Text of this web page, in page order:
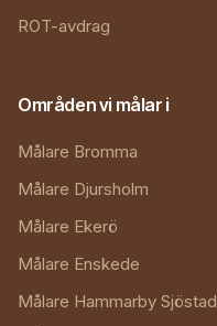
ROT-avdrag
Områden vi målar i
Målare Bromma
Målare Djursholm
Målare Ekerö
Målare Enskede
Målare Hammarby Sjöstad